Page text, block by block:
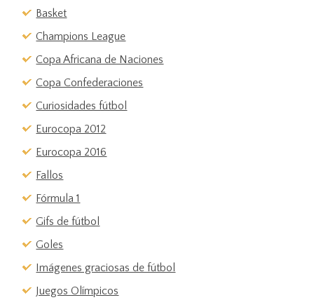
Basket
Champions League
Copa Africana de Naciones
Copa Confederaciones
Curiosidades fútbol
Eurocopa 2012
Eurocopa 2016
Fallos
Fórmula 1
Gifs de fútbol
Goles
Imágenes graciosas de fútbol
Juegos Olímpicos